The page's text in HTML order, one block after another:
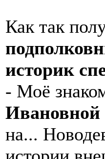
Как так
историк
- Моё
Ивановной
на...